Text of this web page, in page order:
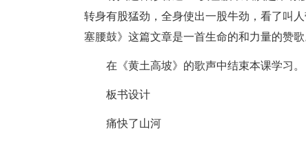
转身有股猛劲，全身使出一股牛劲，看了叫
塞腰鼓》这篇文章是一首生命的和力量的赞歌
在《黄土高坡》的歌声中结束本课学习。
板书设计
痛快了山河